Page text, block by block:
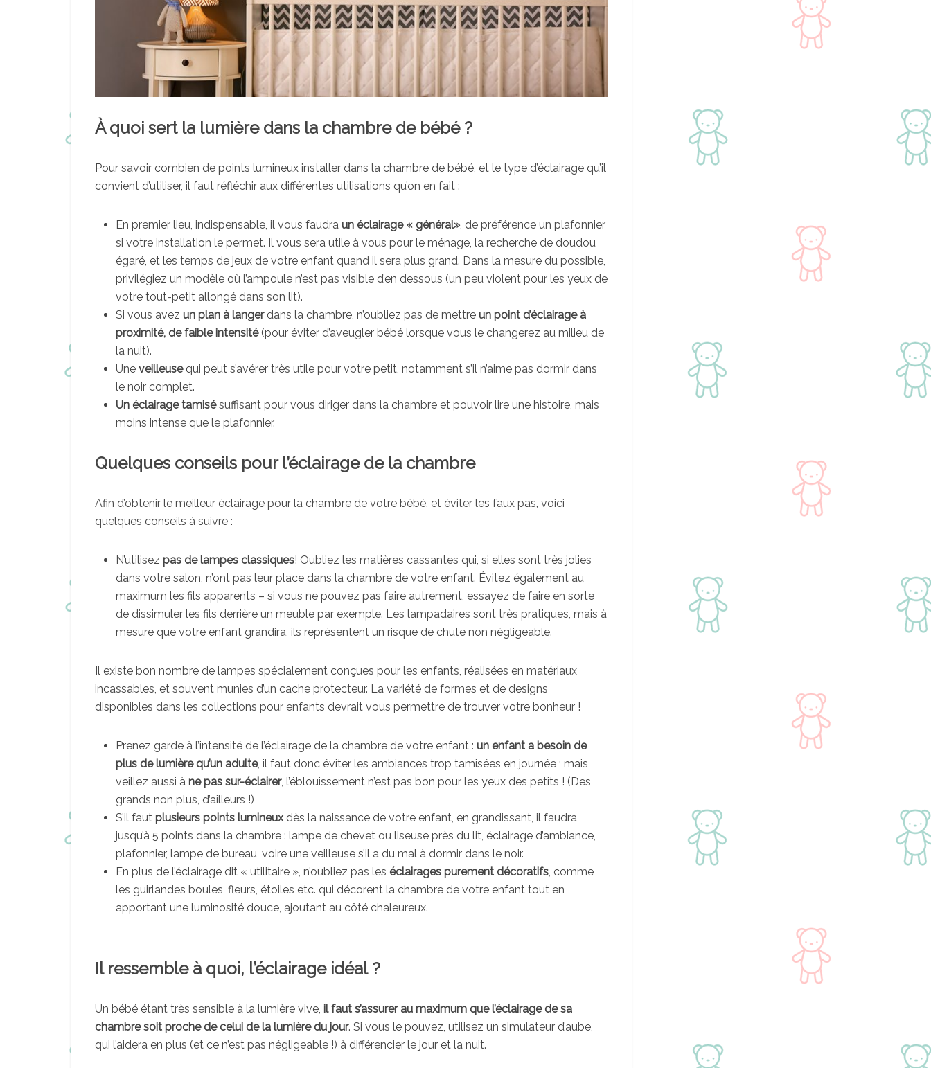
À quoi sert la lumière dans la chambre de bébé ?
Pour savoir combien de points lumineux installer dans la chambre de bébé, et le type d’éclairage qu’il
convient d’utiliser, il faut réfléchir aux différentes utilisations qu’on en fait :
En premier lieu, indispensable, il vous faudra un éclairage « général», de préférence un plafonnier
si votre installation le permet. Il vous sera utile à vous pour le ménage, la recherche de doudou
égaré, et les temps de jeux de votre enfant quand il sera plus grand. Dans la mesure du possible,
privilégiez un modèle où l’ampoule n’est pas visible d’en dessous (un peu violent pour les yeux de
votre tout-petit allongé dans son lit).
Si vous avez un plan à langerdans la chambre, n’oubliez pas de mettre un point d’éclairage à
proximité, de faible intensité(pour éviter d’aveugler bébé lorsque vous le changerez au milieu de
la nuit).
Une veilleusequi peut s’avérer très utile pour votre petit, notamment s’il n’aime pas dormir dans
le noir complet.
Un éclairage tamisésuffisant pour vous diriger dans la chambre et pouvoir lire une histoire, mais
moins intense que le plafonnier.
Quelques conseils pour l’éclairage de la chambre
Afin d’obtenir le meilleur éclairage pour la chambre de votre bébé, et éviter les faux pas, voici
quelques conseils à suivre :
N’utilisez pas de lampes classiques! Oubliez les matières cassantes qui, si elles sont très jolies
dans votre salon, n’ont pas leur place dans la chambre de votre enfant. Évitez également au
maximum les fils apparents – si vous ne pouvez pas faire autrement, essayez de faire en sorte
de dissimuler les fils derrière un meuble par exemple. Les lampadaires sont très pratiques, mais à
mesure que votre enfant grandira, ils représentent un risque de chute non négligeable.
Il existe bon nombre de lampes spécialement conçues pour les enfants, réalisées en matériaux
incassables, et souvent munies d’un cache protecteur. La variété de formes et de designs
disponibles dans les collections pour enfants devrait vous permettre de trouver votre bonheur !
Prenez garde à l’intensité de l’éclairage de la chambre de votre enfant : un enfant a besoin de
plus de lumière qu’un adulte, il faut donc éviter les ambiances trop tamisées en journée ; mais
veillez aussi à ne pas sur-éclairer, l’éblouissement n’est pas bon pour les yeux des petits ! (Des
grands non plus, d’ailleurs !)
S’il faut plusieurs points lumineuxdès la naissance de votre enfant, en grandissant, il faudra
jusqu’à 5 points dans la chambre : lampe de chevet ou liseuse près du lit, éclairage d’ambiance,
plafonnier, lampe de bureau, voire une veilleuse s’il a du mal à dormir dans le noir.
En plus de l’éclairage dit « utilitaire », n’oubliez pas les éclairages purement décoratifs, comme
les guirlandes boules, fleurs, étoiles etc. qui décorent la chambre de votre enfant tout en
apportant une luminosité douce, ajoutant au côté chaleureux.
Il ressemble à quoi, l’éclairage idéal ?
Un bébé étant très sensible à la lumière vive, il faut s’assurer au maximum que l’éclairage de sa
chambre soit proche de celui de la lumière du jour. Si vous le pouvez, utilisez un simulateur d’aube,
qui l’aidera en plus (et ce n’est pas négligeable !) à différencier le jour et la nuit.